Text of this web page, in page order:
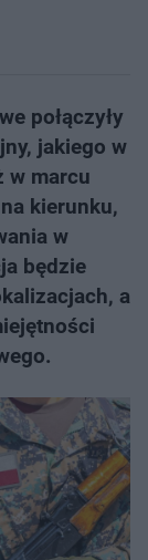
połączyły
jakiego w
w marcu
kierunku,
w
będzie
a